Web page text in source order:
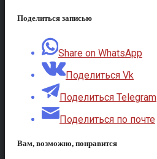
Поделиться записью
Share on WhatsApp
Поделиться Vk
Поделиться Telegram
Поделиться по почте
Вам, возможно, понравится